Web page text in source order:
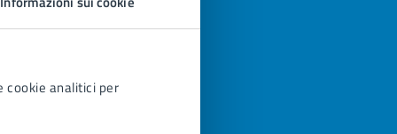
cookie analitici per